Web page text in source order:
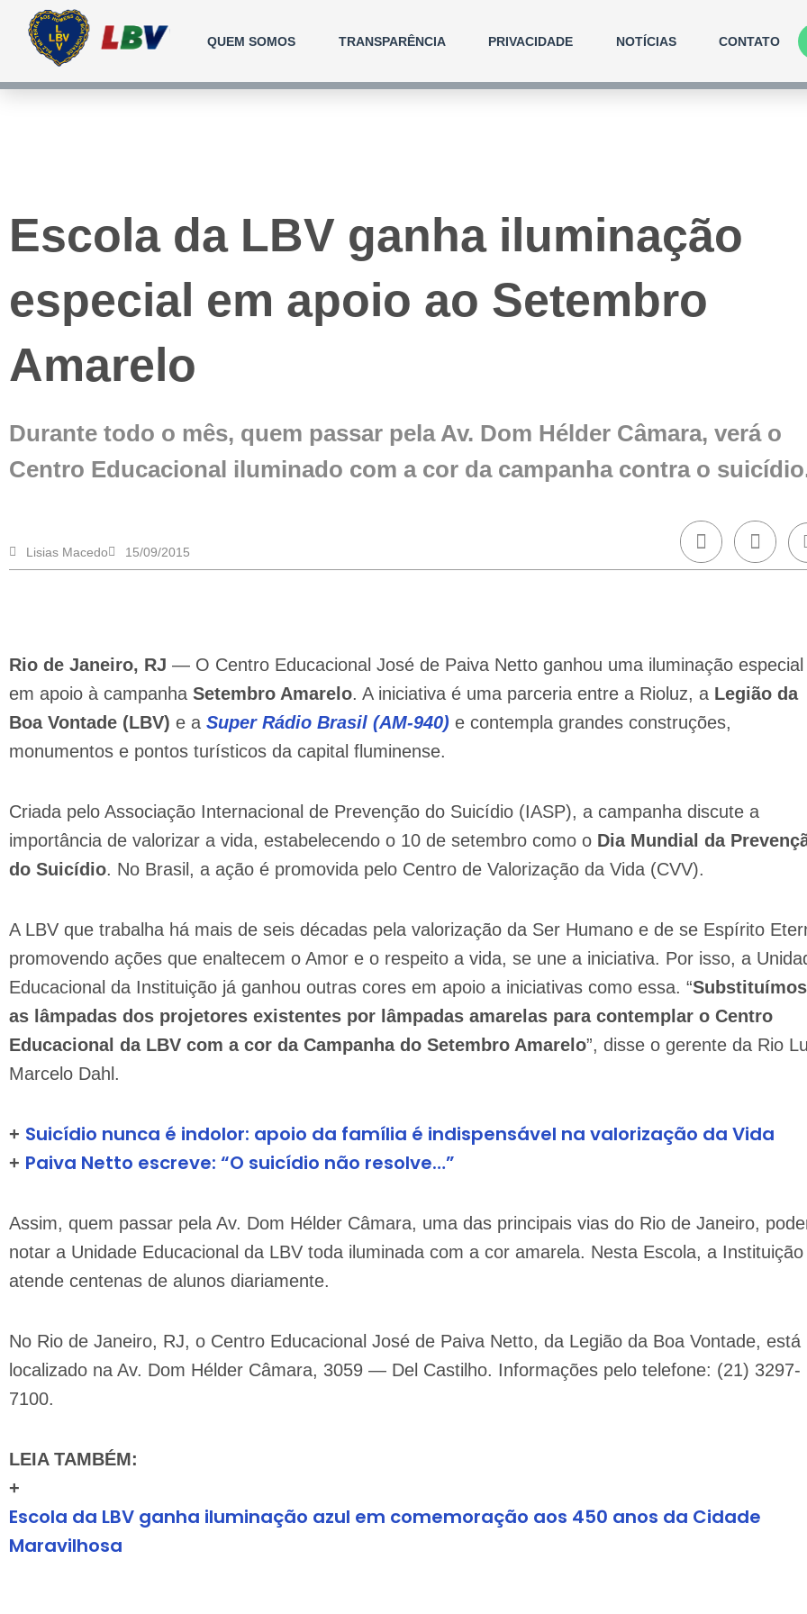
QUEM SOMOS TRANSPARÊNCIA PRIVACIDADE NOTÍCIAS CONTATO
Escola da LBV ganha iluminação
especial em apoio ao Setembro
Amarelo
Durante todo o mês, quem passar pela Av. Dom Hélder Câmara, verá o
Centro Educacional iluminado com a cor da campanha contra o
Lisias Macedo 15/09/2015
Rio de Janeiro, RJ — O Centro Educacional José de Paiva Netto ganhou uma iluminação especial
em apoio à campanha Setembro Amarelo. A iniciativa é uma parceria entre a Rioluz, a Legião da
Boa Vontade (LBV) e a Super Rádio Brasil (AM-940) e contempla grandes construções,
monumentos e pontos turísticos da capital fluminense.
Criada pelo Associação Internacional de Prevenção do Suicídio (IASP), a campanha discute a
importância de valorizar a vida, estabelecendo o 10 de setembro como o Dia Mundial da
do Suicídio. No Brasil, a ação é promovida pelo Centro de Valorização da Vida (CVV).
A LBV que trabalha há mais de seis décadas pela valorização da Ser Humano e de se Espírito
promovendo ações que enaltecem o Amor e o respeito a vida, se une a iniciativa. Por isso, a
Educacional da Instituição já ganhou outras cores em apoio a iniciativas como essa. “Substituímos
as lâmpadas dos projetores existentes por lâmpadas amarelas para contemplar o Centro
Educacional da LBV com a cor da Campanha do Setembro Amarelo”, disse o gerente da Rio
Marcelo Dahl.
+ Suicídio nunca é indolor: apoio da família é indispensável na valorização da Vida
+ Paiva Netto escreve: “O suicídio não resolve…”
Assim, quem passar pela Av. Dom Hélder Câmara, uma das principais vias do Rio de Janeiro,
notar a Unidade Educacional da LBV toda iluminada com a cor amarela. Nesta Escola, a Instituição
atende centenas de alunos diariamente.
No Rio de Janeiro, RJ, o Centro Educacional José de Paiva Netto, da Legião da Boa Vontade, está
localizado na Av. Dom Hélder Câmara, 3059 — Del Castilho. Informações pelo telefone: (21) 3297-
7100.
LEIA TAMBÉM:
+
Escola da LBV ganha iluminação azul em comemoração aos 450 anos da Cidade
Maravilhosa